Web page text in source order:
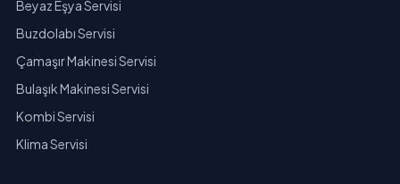
Beyaz Eşya Servisi
Buzdolabı Servisi
Çamaşır Makinesi Servisi
Bulaşık Makinesi Servisi
Kombi Servisi
Klima Servisi